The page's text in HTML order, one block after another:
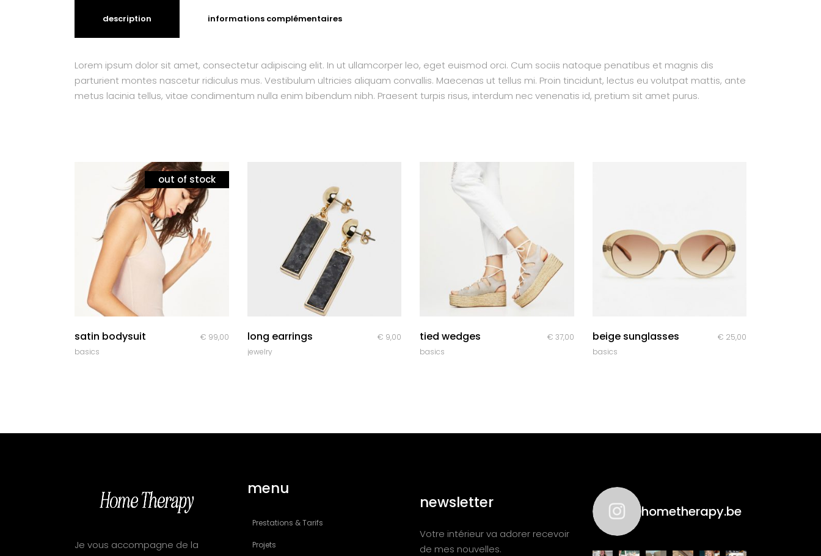
description informations complémentaires
Lorem ipsum dolor sit amet, consectetur adipiscing elit. In ut ullamcorper leo, eget euismod orci. Cum sociis natoque penatibus et magnis dis
parturient montes nascetur ridiculus mus. Vestibulum ultricies aliquam convallis. Maecenas ut tellus mi. Proin tincidunt, lectus eu volutpat mattis, ante
metus lacinia tellus, vitae condimentum nulla enim bibendum nibh. Praesent turpis risus, interdum nec venenatis id, pretium sit amet purus.
out of stock
satin bodysuit € 99,00
basics
long earrings € 9,00
jewelry
tied wedges € 37,00
basics
beige sunglasses € 25,00
basics
Je vous accompagne de la
menu
Prestations & Tarifs
Projets
newsletter
Votre intérieur va adorer recevoir
de mes nouvelles.
hometherapy.be